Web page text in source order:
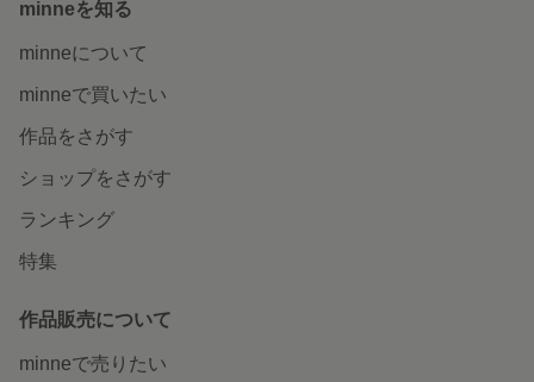
minneを知る
minneについて
minneで買いたい
作品をさがす
ショップをさがす
ランキング
特集
作品販売について
minneで売りたい